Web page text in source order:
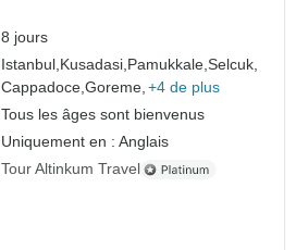
8 jours
Istanbul,Kusadasi,Pamukkale,Selcuk,
Cappadoce,Goreme, +4 de plus
Tous les âges sont bienvenus
Uniquement en : Anglais
Tour Altinkum Travel